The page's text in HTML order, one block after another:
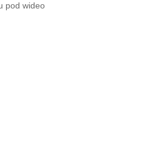
pod wideo